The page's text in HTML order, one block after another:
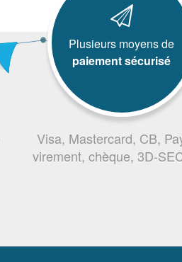
Plusieurs moyens de
paiement sécurisé
Visa, Mastercard, CB,
virement, chèque, 3D-